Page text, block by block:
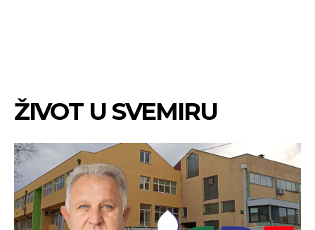
ŽIVOT U SVEMIRU